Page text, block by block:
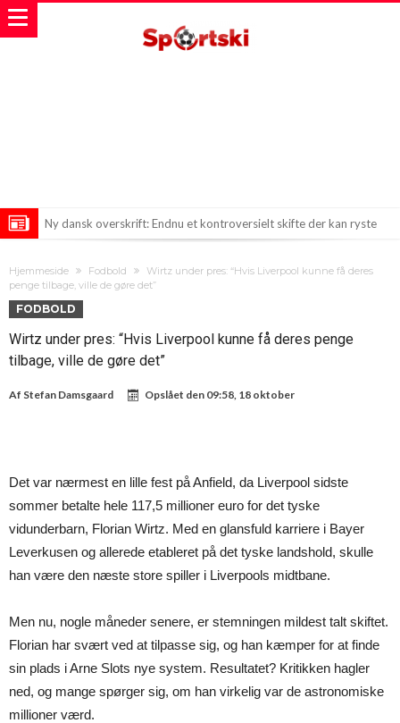
Ny dansk overskrift: Endnu et kontroversielt skifte der kan ryste
Chelsea henter ny venstreback i hus – Chavarría skifter for 21
millioner euro
Hjemmeside Fodbold
Wirtz under pres: “Hvis Liverpool kunne få deres
penge tilbage, ville de gøre det”
FODBOLD
Wirtz under pres: “Hvis Liverpool kunne få deres penge
tilbage, ville de gøre det”
Af Stefan Damsgaard Opslået den 09:58, 18 oktober
Det var nærmest en lille fest på Anfield, da Liverpool sidste
sommer betalte hele 117,5 millioner euro for det tyske
vidunderbarn, Florian Wirtz. Med en glansfuld karriere i Bayer
Leverkusen og allerede etableret på det tyske landshold, skulle
han være den næste store spiller i Liverpools midtbane.
Men nu, nogle måneder senere, er stemningen mildest talt skiftet.
Florian har svært ved at tilpasse sig, og han kæmper for at finde
sin plads i Arne Slots nye system. Resultatet? Kritikken hagler
ned, og mange spørger sig, om han virkelig var de astronomiske
millioner værd.